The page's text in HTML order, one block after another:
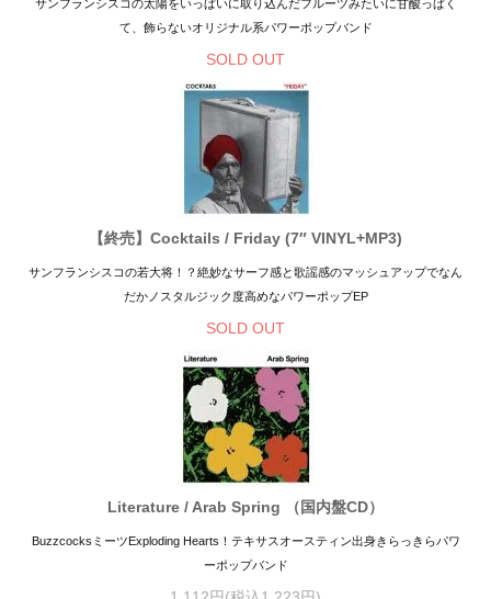
サンフランシスコの太陽をいっぱいに取り込んだフルーツみたいに甘酸っぱく
て、飾らないオリジナル系パワーポップバンド
SOLD OUT
【終売】Cocktails / Friday (7″ VINYL+MP3)
サンフランシスコの若大将！？絶妙なサーフ感と歌謡感のマッシュアップでなん
だかノスタルジック度高めなパワーポップEP
SOLD OUT
Literature / Arab Spring （国内盤CD）
BuzzcocksミーツExploding Hearts！テキサスオースティン出身きらっきらパワ
ーポップバンド